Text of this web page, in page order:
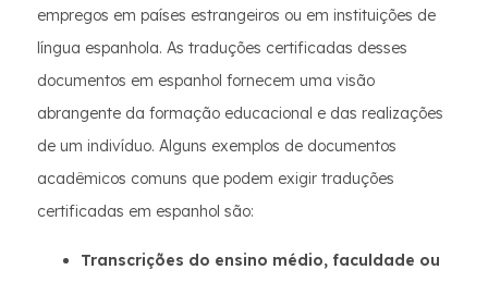
empregos em países estrangeiros ou em instituições de
língua espanhola. As traduções certificadas desses
documentos em espanhol fornecem uma visão
abrangente da formação educacional e das realizações
de um indivíduo. Alguns exemplos de documentos
acadêmicos comuns que podem exigir traduções
certificadas em espanhol são:
Transcrições do ensino médio, faculdade ou